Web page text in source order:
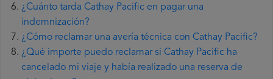
¿Cuánto tarda Cathay Pacific en pagar una
indemnización?
¿Cómo reclamar una avería técnica con Cathay Pacific?
¿Qué importe puedo reclamar si Cathay Pacific ha
cancelado mi viaje y había realizado una reserva de